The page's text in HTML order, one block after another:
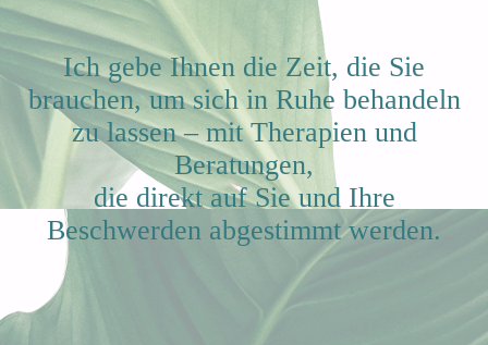
Ich gebe Ihnen die Zeit, die Sie
brauchen, um sich in Ruhe behandeln
zu lassen – mit Therapien und
Beratungen,
die direkt auf Sie und Ihre
Beschwerden abgestimmt werden.